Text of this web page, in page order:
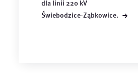
dla linii 220 kV
Świebodzice-Ząbkowice. →